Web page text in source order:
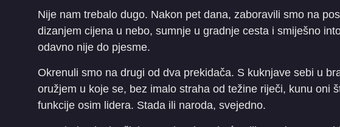
Nije nam trebalo dugo. Nakon pet dana, zaboravili smo na
dizanjem cijena u nebo, sumnje u gradnje cesta i smiješno
odavno nije do pjesme.
Okrenuli smo na drugi od dva prekidača. S kuknjave sebi u
oružjem u koje se, bez imalo straha od težine riječi, kunu oni
funkcije osim lidera. Stada ili naroda, svejedno.